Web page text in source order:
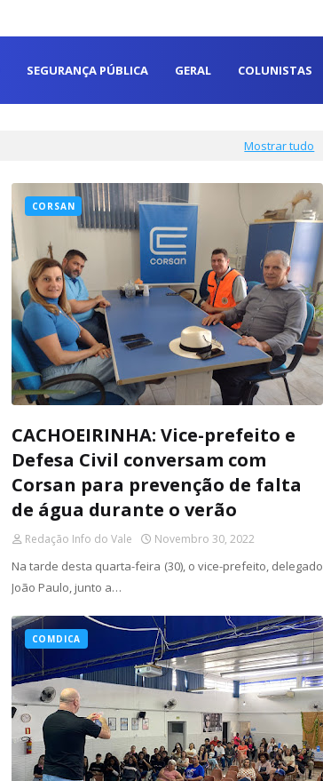
SEGURANÇA PÚBLICA GERAL COLUNISTAS
Mostrar tudo
CORSAN
CACHOEIRINHA: Vice-prefeito e
Defesa Civil conversam com
Corsan para prevenção de falta
de água durante o verão
Redação Info do Vale Novembro 30, 2022
Na tarde desta quarta-feira (30), o vice-prefeito, delegado
João Paulo, junto a…
COMDICA